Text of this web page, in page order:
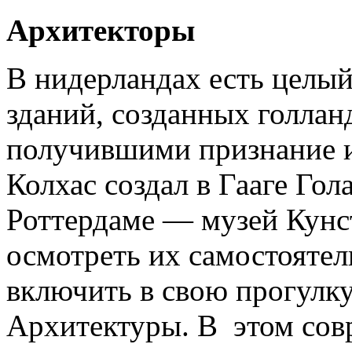
Архитекторы
В нидерландах есть
зданий, созданных
получившими признание
Колхас создал в Гааге
Роттердаме — музей
осмотреть их
включить в свою
Архитектуры. В этом